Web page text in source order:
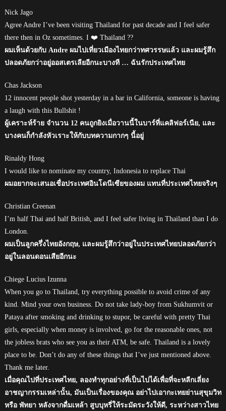
Nick Jago
Agree Andre I’ve been visiting Thailand for past decade and I feel safer
there then in Oz sometimes. I ❤️ Thailand ??
ผมเห็นด้วยกับ Andre ผมไปเที่ยวเมืองไทยกว่าทศวรรษแล้ว และผมรู้สึก
ปลอดภัยกว่าอยู่ออสเตรเลียอีกนะบางที … ฉันรักประเทศไทย
Chas Jackson
12 innocent people shot yesterday in a bar in California, someone is having
a laugh with this Bullshit !
ผู้เคราะห์ร้าย จำนวน 12 คนถูกยิงเมื่อวานนี้ในบาร์ที่แคลิฟอร์เนีย, และ
บางคนก็กำลังหัวเราะให้กับบทความกากๆ นี้อยู่
Rinaldy Hong
I would like to nominate my country, Indonesia to replace Thai
ผมอยากจะเสนอเชื่อประเทศอินโดนีเซียของผม แทนที่ประเทศไทยจริงๆ
Christian Creenan
I’m half Thai and half British, and I feel safer living in Thailand than I do
London.
ผมเป็นลูกครึ่งไทยอังกฤษ, และผมรู้สึกว่าอยู่ในประเทศไทยปลอดภัยกว่า
อยู่ในลอนดอนเสียอีกนะ
Chiege Lucius Izunna
When you go to Thailand, try everything possible to avoid crime of any
kind. Mind your own business. Do not take lady-boy from Sukhumvit or
Pataya after smoking and drinking to stupor, be careful with pretty Thai
girls, especially when money is involved, go for the reasonable ones, not
the jobless brats who see you as their ATM, be safe. Thailand is a lovely
place to be. Don’t do any of these things that I’ve just mentioned above.
Thank me later.
เมื่อคุณไปที่ประเทศไทย, ลองทำทุกอย่างที่เป็นไปได้เพื่อที่จะหลีกเลี่ยง
อาชญากรรมเหล่านั้น, มันเป็นเรื่องของคุณ อย่าไปเอากะเทยย่านสุขุมวิท
หรือ พัทยา หลังจากดื่มเหล้า สูบบุหรี่ให้ระมัดระวังให้ดี, ระหว่างสาวไทย